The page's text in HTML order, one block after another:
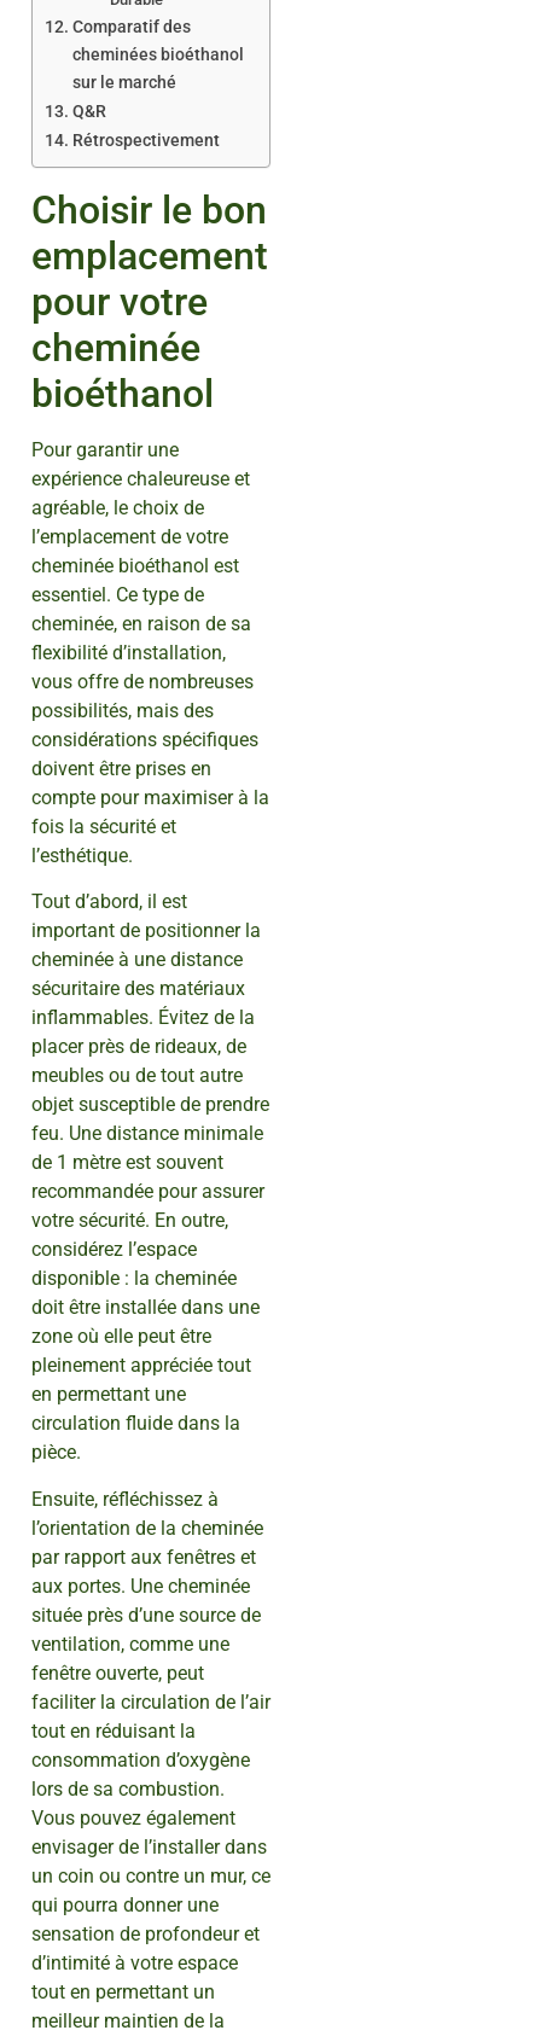
Comparatif des
cheminées bioéthanol
sur le marché
Q&R
Rétrospectivement
Choisir le bon
emplacement
pour votre
cheminée
bioéthanol
Pour garantir une
expérience chaleureuse et
agréable, le choix de
l’emplacement de votre
cheminée bioéthanol est
essentiel. Ce type de
cheminée, en raison de sa
flexibilité d’installation,
vous offre de nombreuses
possibilités, mais des
considérations spécifiques
doivent être prises en
compte pour maximiser à la
fois la sécurité et
l’esthétique.
Tout d’abord, il est
important de positionner la
cheminée à une distance
sécuritaire des matériaux
inflammables. Évitez de la
placer près de rideaux, de
meubles ou de tout autre
objet susceptible de prendre
feu. Une distance minimale
de 1 mètre est souvent
recommandée pour assurer
votre sécurité. En outre,
considérez l’espace
disponible : la cheminée
doit être installée dans une
zone où elle peut être
pleinement appréciée tout
en permettant une
circulation fluide dans la
pièce.
Ensuite, réfléchissez à
l’orientation de la cheminée
par rapport aux fenêtres et
aux portes. Une cheminée
située près d’une source de
ventilation, comme une
fenêtre ouverte, peut
faciliter la circulation de l’air
tout en réduisant la
consommation d’oxygène
lors de sa combustion.
Vous pouvez également
envisager de l’installer dans
un coin ou contre un mur, ce
qui pourra donner une
sensation de profondeur et
d’intimité à votre espace
tout en permettant un
meilleur maintien de la